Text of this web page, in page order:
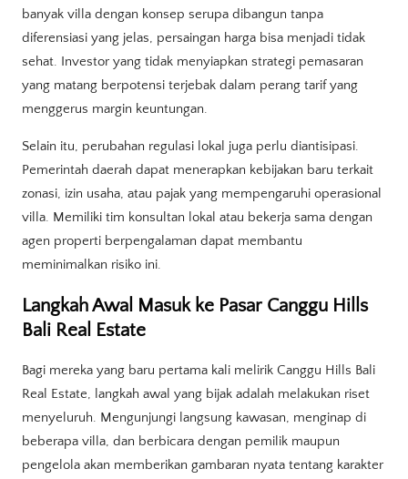
banyak villa dengan konsep serupa dibangun tanpa
diferensiasi yang jelas, persaingan harga bisa menjadi tidak
sehat. Investor yang tidak menyiapkan strategi pemasaran
yang matang berpotensi terjebak dalam perang tarif yang
menggerus margin keuntungan.
Selain itu, perubahan regulasi lokal juga perlu diantisipasi.
Pemerintah daerah dapat menerapkan kebijakan baru terkait
zonasi, izin usaha, atau pajak yang mempengaruhi operasional
villa. Memiliki tim konsultan lokal atau bekerja sama dengan
agen properti berpengalaman dapat membantu
meminimalkan risiko ini.
Langkah Awal Masuk ke Pasar Canggu Hills
Bali Real Estate
Bagi mereka yang baru pertama kali melirik Canggu Hills Bali
Real Estate, langkah awal yang bijak adalah melakukan riset
menyeluruh. Mengunjungi langsung kawasan, menginap di
beberapa villa, dan berbicara dengan pemilik maupun
pengelola akan memberikan gambaran nyata tentang karakter